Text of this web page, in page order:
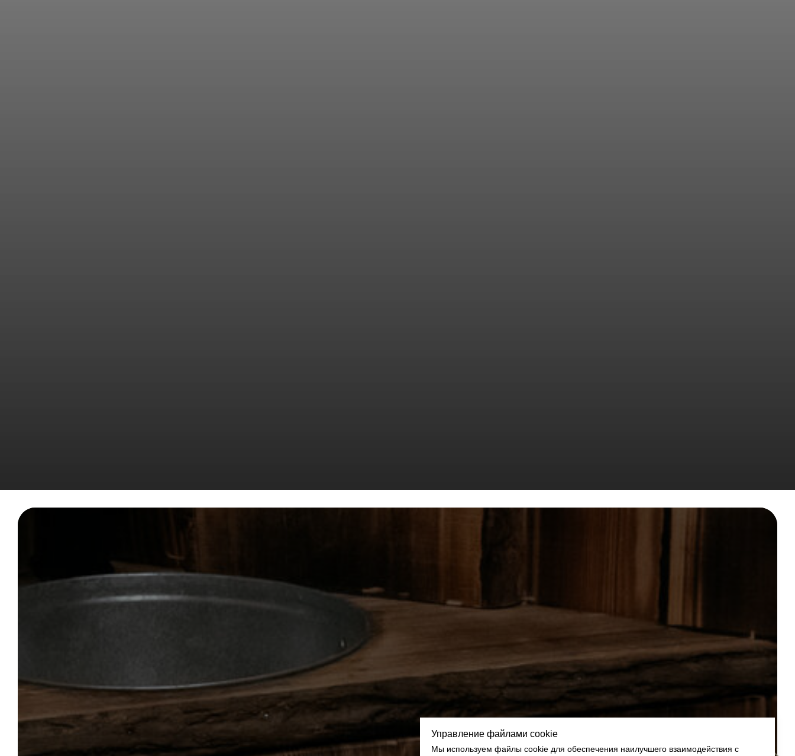
Управление файлами cookie
Мы используем файлы cookie для обеспечения наилучшего взаимодействия с